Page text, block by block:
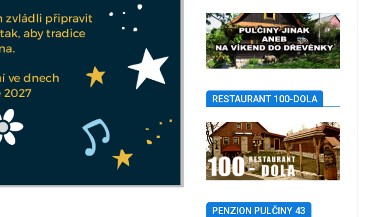
RESTAURANT 100-DOLA
PENZION PULČINY 43